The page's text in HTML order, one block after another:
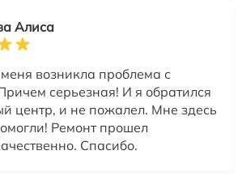
Алиса
возникла проблема с
серьезная! И я обратился
центр, и не пожалел. Мне здесь
Ремонт прошел
Спасибо.